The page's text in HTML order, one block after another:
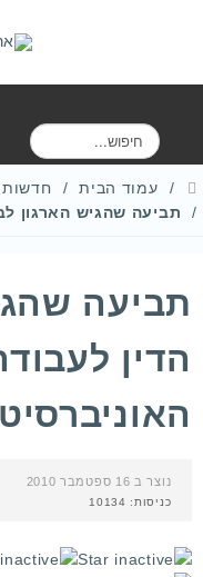
ח
י
ש
עמוד הבית חדשות
תביעה שהגיש הארגון
תביעה
הדין
נוצר ב 16 ספטמבר 2010
כניסות: 10134